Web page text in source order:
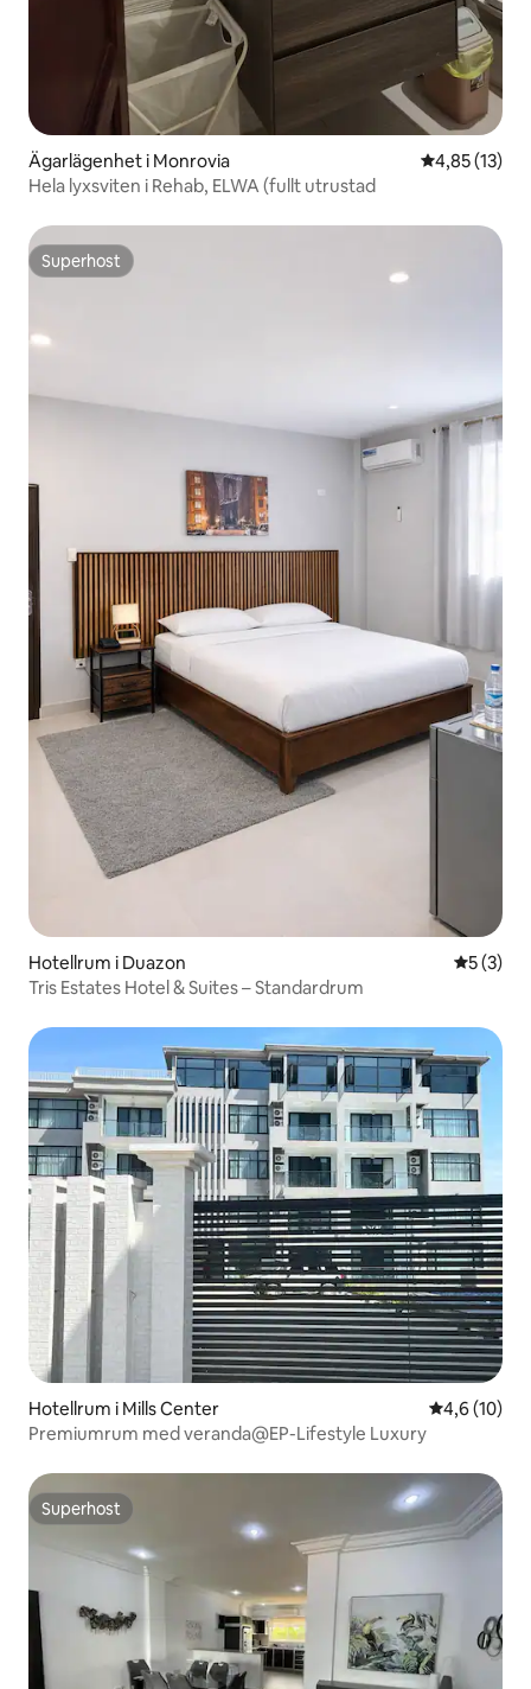
Ägarlägenhet i Monrovia 4,85 av 5 i
4,85 (13)
Hela lyxsviten i Rehab, ELWA (fullt utrustad
Superhost
Superhost
Hotellrum i Duazon 5 av 5 i
5 (3)
Tris Estates Hotel & Suites – Standardrum
Hotellrum i Mills Center 4,6 av 5 i
4,6 (10)
Premiumrum med veranda@EP-Lifestyle Luxury
Superhost
Superhost